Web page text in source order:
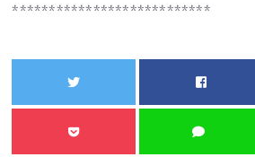
***************************